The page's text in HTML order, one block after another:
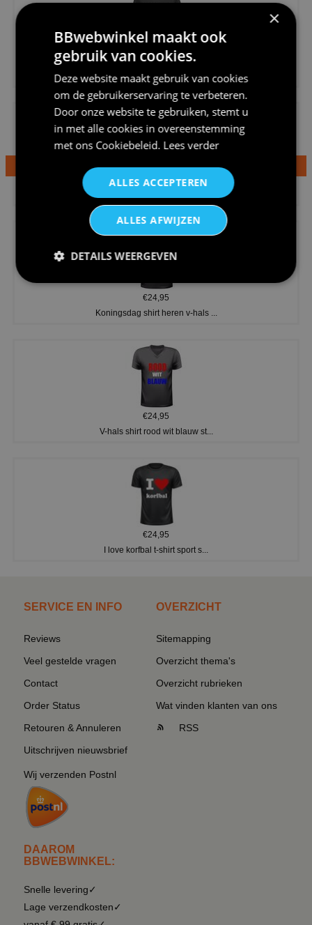
€20,95
Shirtje de koek is nog niet op...
€24,95
€24,95
Koningsdag shirt heren v-hals ...
€24,95
V-hals shirt rood wit blauw st...
€24,95
I love korfbal t-shirt sport s...
SERVICE EN INFO
Reviews
Veel gestelde vragen
Contact
Order Status
Retouren & Annuleren
Uitschrijven nieuwsbrief
Wij verzenden Postnl
DAAROM
BBWEBWINKEL:
Snelle levering✓
Lage verzendkosten✓
OVERZICHT
Sitemapping
Overzicht thema's
Overzicht rubrieken
Wat vinden klanten van ons
RSS
×
BBwebwinkel maakt ook
gebruik van cookies.
Deze website maakt gebruik van cookies
om de gebruikerservaring te verbeteren.
Door onze website te gebruiken, stemt u
in met alle cookies in overeenstemming
met ons Cookiebeleid. Lees verder
ALLES ACCEPTEREN
ALLES AFWIJZEN
DETAILS WEERGEVEN